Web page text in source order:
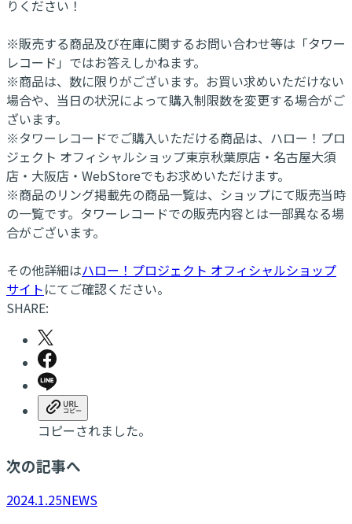
りください！
※販売する商品及び在庫に関するお問い合わせ等は「タワー
レコード」ではお答えしかねます。
※商品は、数に限りがございます。お買い求めいただけない
場合や、当日の状況によって購入制限数を変更する場合がご
ざいます。
※タワーレコードでご購入いただける商品は、ハロー！プロ
ジェクト オフィシャルショップ東京秋葉原店・名古屋大須
店・大阪店・WebStoreでもお求めいただけます。
※商品のリング掲載先の商品一覧は、ショップにて販売当時
の一覧です。タワーレコードでの販売内容とは一部異なる場
合がございます。
その他詳細はハロー！プロジェクト オフィシャルショップ
サイトにてご確認ください。
SHARE:
コピーされました。
次の記事へ
2024.1.25NEWS